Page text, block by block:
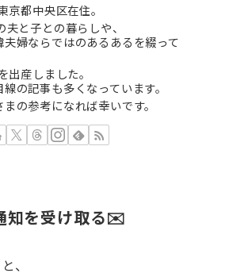
都中央区在住。
と子との暮らしや、
婦ならではのあるあるを綴って
産しました。
の記事も多くなっています。
の参考になれば幸いです。
知を受け取る✉️
、